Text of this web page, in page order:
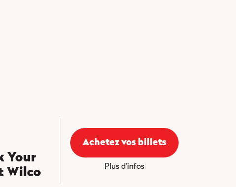
Your
Wilco
Achetez vos billets
Plus d'infos